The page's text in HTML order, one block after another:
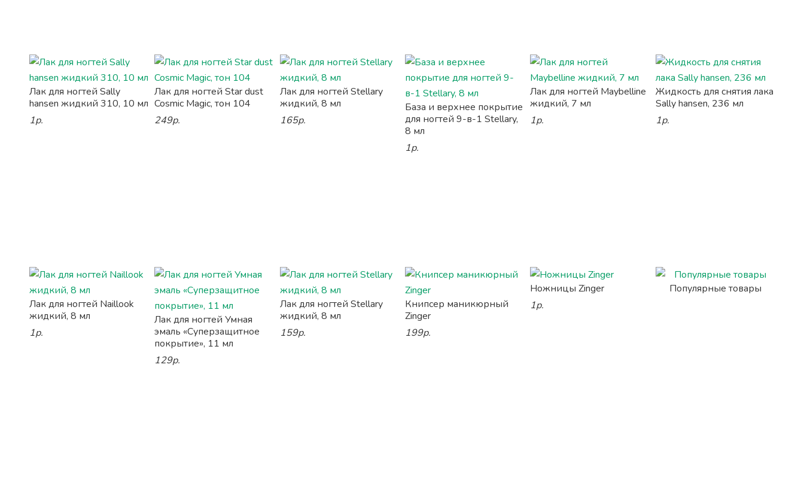
Лак для ногтей Sally
hansen жидкий 310, 10 мл
1р.
Лак для ногтей Star dust
Cosmic Magic, тон 104
249р.
Лак для ногтей Stellary
жидкий, 8 мл
165р.
База и верхнее покрытие
для ногтей 9-в-1 Stellary,
8 мл
1р.
Лак для ногтей Maybelline
жидкий, 7 мл
1р.
Жидкость для снятия лака
Sally hansen, 236 мл
1р.
Лак для ногтей Naillook
жидкий, 8 мл
1р.
Лак для ногтей Умная
эмаль «Суперзащитное
покрытие», 11 мл
129р.
Лак для ногтей Stellary
жидкий, 8 мл
159р.
Книпсер маникюрный
Zinger
199р.
Ножницы Zinger
1р.
Популярные товары